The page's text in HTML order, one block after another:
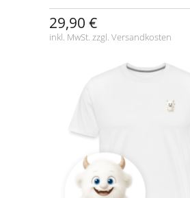
29,90 €
inkl. MwSt. zzgl. Versandkosten